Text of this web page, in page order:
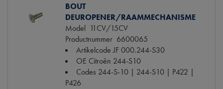
BOUT
DEUROPENER/RAAMMECHANISME
Model 11CV/15CV
Productnummer 6600065
Artikelcode JF000.244-S30
OE Citroën 244-S10
Codes 244-S-10 | 244-S10 | P422 |
P426